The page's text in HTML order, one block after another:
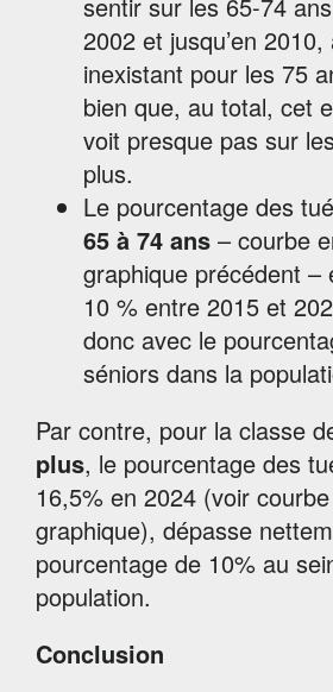
2002 et jusqu’en 2010,
inexistant pour les 75
bien que, au total, cet
voit presque pas sur
plus.
Le pourcentage des
65 à 74 ans – courbe
graphique précédent –
10 % entre 2015 et
donc avec le
séniors dans la
Par contre, pour la classe
plus, le pourcentage des
16,5% en 2024 (voir
graphique), dépasse
pourcentage de 10% au
population.
Conclusion